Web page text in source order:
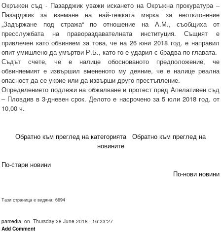
Окръжен съд - Пазарджик уважи искането на Окръжна прокуратура –
Пазарджик за вземане на най-тежката мярка за неотклонение
„Задържане под стража“ по отношение на А.М., съобщиха от
пресслужбата на правораздавателната институция. Същият е
привлечен като обвиняем за това, че на 26 юни 2018 год. е направил
опит умишлено да умъртви Р.Б., като го е ударил с брадва по главата.
Съдът счете, че е налице обоснованото предположение, че
обвиняемият е извършил вмененото му деяние, че е налице реална
опасност да се укрие или да извърши друго престъпление.
Определението подлежи на обжалване и протест пред Апелативен съд
– Пловдив в 3-дневен срок. Делото е насрочено за 5 юли 2018 год. от
10,00 ч.
Обратно към преглед на категорията
Обратно към преглед на
новините
По-стари новини
По-нови новини
Тази страница е видяна: 6694
pamedia on Thursday 28 June 2018 - 16:23:27
Add Comment